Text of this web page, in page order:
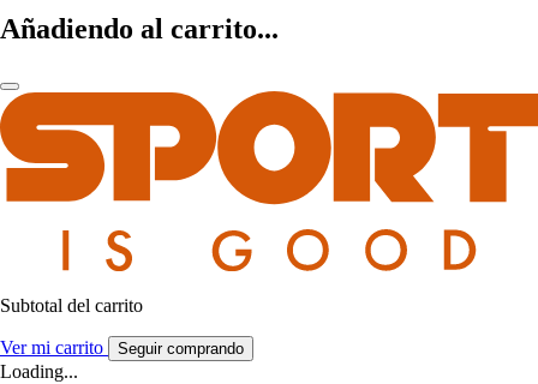
Añadiendo al carrito...
Subtotal del carrito
Ver mi carrito Seguir comprando
Loading...